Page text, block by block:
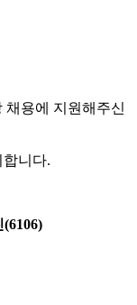
채용에 지원해주신
니다.